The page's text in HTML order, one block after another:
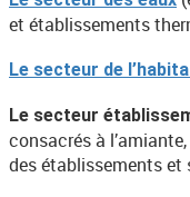
et établissements
Le secteur de
Le secteur
consacrés à
des établissements